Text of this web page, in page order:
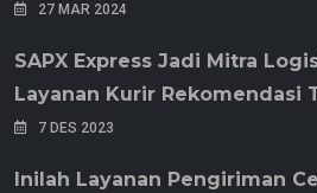
27 MAR 2024
SAPX Express Jadi Mitra
Layanan Kurir Rekomendasi
7 DES 2023
Inilah Layanan Pengiriman